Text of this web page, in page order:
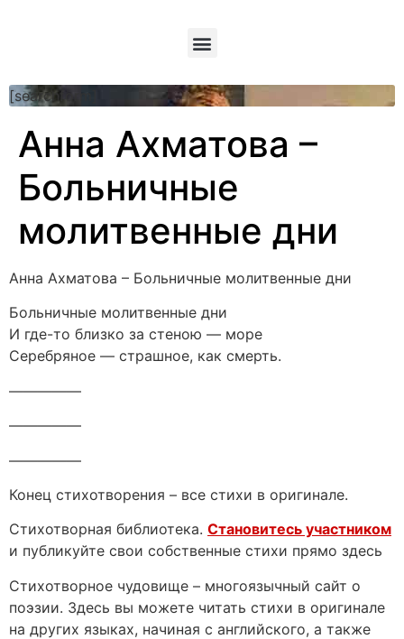
[searchform]
Анна Ахматова –
Больничные
молитвенные дни
Анна Ахматова – Больничные молитвенные дни
Больничные молитвенные дни
И где-то близко за стеною — море
Серебряное — страшное, как смерть.
—————
—————
—————
Конец стихотворения – все стихи в оригинале.
Стихотворная библиотека. Становитесь участником
и публикуйте свои собственные стихи прямо здесь
Стихотворное чудовище – многоязычный сайт о
поэзии. Здесь вы можете читать стихи в оригинале
на других языках, начиная с английского, а также